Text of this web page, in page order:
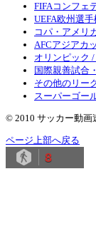
FIFAコンフェ
UEFA欧州選手
コパ・アメリ
AFCアジアカ
オリンピック
国際親善試合
その他のリー
スーパーゴー
© 2010 サッカー動画
ページ上部へ戻る
8